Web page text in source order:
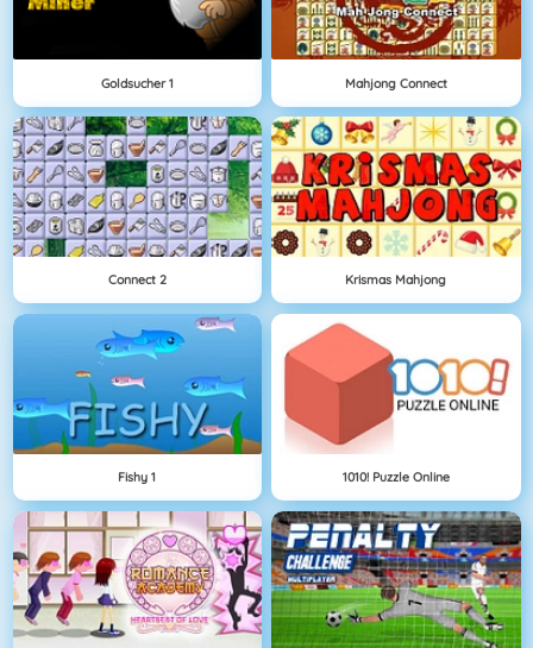
Goldsucher 1 Mahjong Connect
Connect 2 Krismas Mahjong
Fishy 1 1010! Puzzle Online